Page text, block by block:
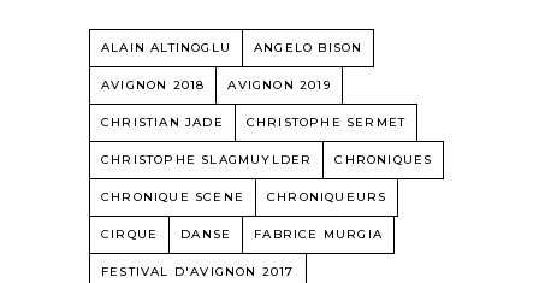
ALAIN ALTINOGLU ANGELO BISON
AVIGNON 2018 AVIGNON 2019
CHRISTIAN JADE CHRISTOPHE SERMET
CHRISTOPHE SLAGMUYLDER CHRONIQUES
CHRONIQUE SCENE CHRONIQUEURS
CIRQUE DANSE FABRICE MURGIA
FESTIVAL D'AVIGNON 2017